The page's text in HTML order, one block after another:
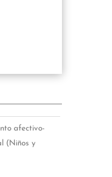
afectivo-
(Niños y